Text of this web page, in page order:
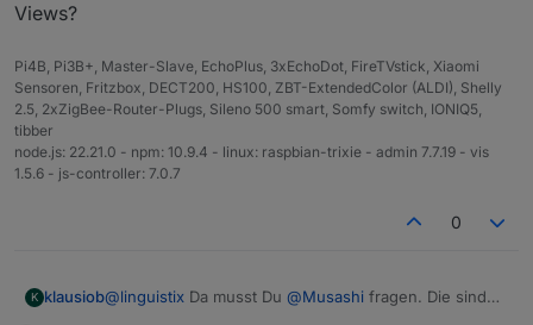
Views?
Pi4B, Pi3B+, Master-Slave, EchoPlus, 3xEchoDot, FireTVstick, Xiaomi
Sensoren, Fritzbox, DECT200, HS100, ZBT-ExtendedColor (ALDI), Shelly
2.5, 2xZigBee-Router-Plugs, Sileno 500 smart, Somfy switch, IONIQ5,
tibber
node.js: 22.21.0 - npm: 10.9.4 - linux: raspbian-trixie - admin 7.7.19 - vis
1.5.6 - js-controller: 7.0.7
0
K klausiob@linguistix Da musst Du @Musashi fragen. Die sind